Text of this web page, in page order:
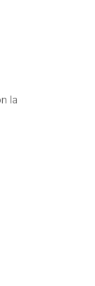
la